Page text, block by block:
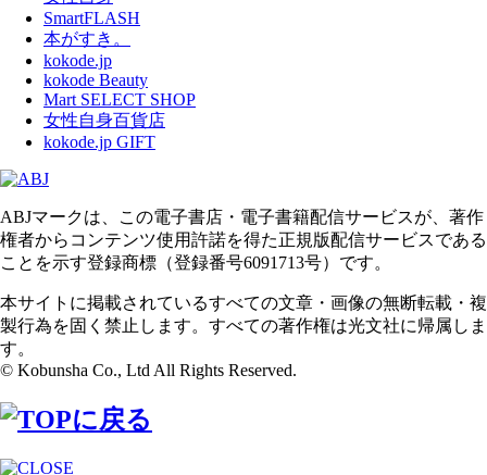
SmartFLASH
本がすき。
kokode.jp
kokode Beauty
Mart SELECT SHOP
女性自身百貨店
kokode.jp GIFT
ABJマークは、この電子書店・電子書籍配信サービスが、著作
権者からコンテンツ使用許諾を得た正規版配信サービスである
ことを示す登録商標（登録番号6091713号）です。
本サイトに掲載されているすべての文章・画像の無断転載・複
製行為を固く禁止します。すべての著作権は光文社に帰属しま
す。
© Kobunsha Co., Ltd All Rights Reserved.